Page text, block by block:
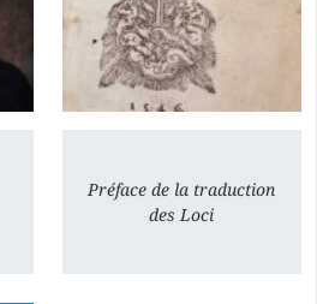
Préface de la traduction
des Loci